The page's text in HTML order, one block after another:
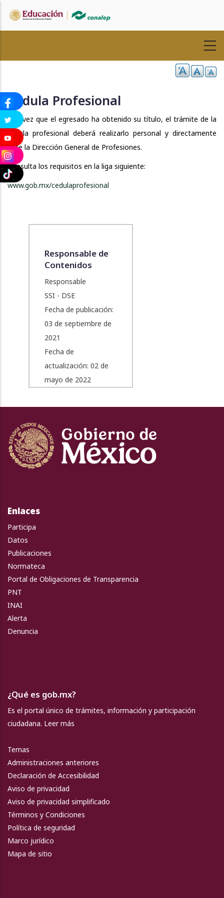
Cédula Profesional
Una vez que el egresado ha obtenido su título, el trámite de la
cédula profesional deberá realizarlo personal y directamente
ante la Dirección General de Profesiones.
Consulta los requisitos en la liga siguiente:
www.gob.mx/cedulaprofesional
Responsable de
Contenidos
Responsable
SSI - DSE
Fecha de publicación:
03 de septiembre de
2021
Fecha de
actualización: 02 de
mayo de 2022
Enlaces
Participa
Datos
Publicaciones
Normateca
Portal de Obligaciones de Transparencia
PNT
INAI
Alerta
Denuncia
¿Qué es gob.mx?
Es el portal único de trámites, información y participación
ciudadana. Leer más
Temas
Administraciones anteriores
Declaración de Accesibilidad
Aviso de privacidad
Aviso de privacidad simplificado
Términos y Condiciones
Política de seguridad
Marco jurídico
Mapa de sitio